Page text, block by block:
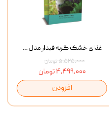
غذای خشک گربه فیدار مدل Adult وزن 10 کیلوگرم
۵,۵۲۵,۰۰۰ تومان
۴,۴۹۹,۰۰۰ تومان
افزودن